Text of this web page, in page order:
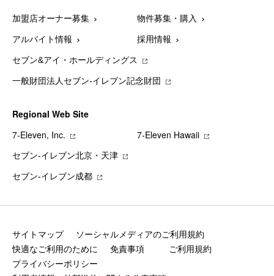
加盟店オーナー募集 物件募集・購入
アルバイト情報 採用情報
セブン&アイ・ホールディングス
一般財団法人セブン-イレブン記念財団
Regional Web Site
7‐Eleven, Inc.
7‐Eleven Hawaii
セブン‐イレブン北京・天津
セブン‐イレブン成都
サイトマップ
ソーシャルメディアのご利用規約
快適なご利用のために
免責事項
ご利用規約
プライバシーポリシー